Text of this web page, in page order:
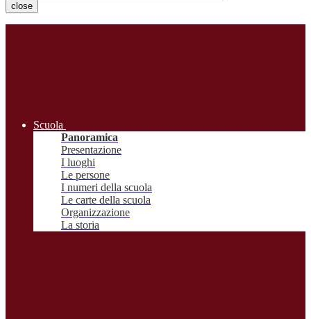
close
Scuola
Panoramica
Presentazione
I luoghi
Le persone
I numeri della scuola
Le carte della scuola
Organizzazione
La storia